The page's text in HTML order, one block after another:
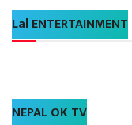
Lal ENTERTAINMENT
NEPAL OK TV